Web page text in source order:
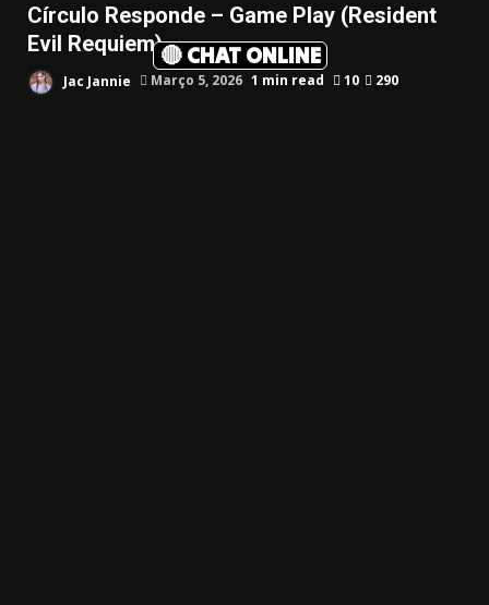
🔴 CHAT ONLINE
Círculo Responde – Game Play (Resident
Evil Requiem)
Jac Jannie Março 5, 2026 1 min read 10 290